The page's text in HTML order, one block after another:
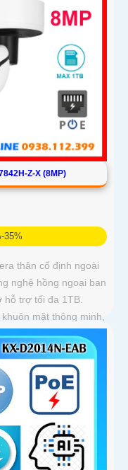
Z-X (8MP)
35%
thân cố định ngoài
nghệ hồng ngoại ban
trợ tối đa 1TB.
mặt thông minh,
nước IP67, phù hợp
trợ tính năng quản lý